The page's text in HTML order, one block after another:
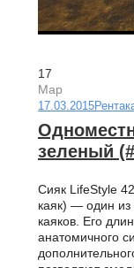
17
Мар
17.03.2015
зеленый
Сияк LifeStyle
каяк) — один из
каяков. Его
анатомичного